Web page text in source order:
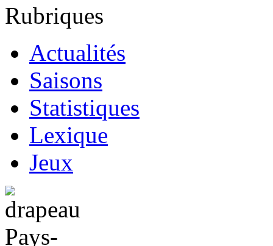
Rubriques
Actualités
Saisons
Statistiques
Lexique
Jeux